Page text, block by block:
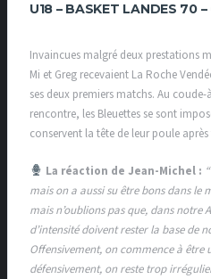
U18 –BASKET LANDES 70 –
Invaincues malgré deux prestations
Mi et Greg recevaient La Roche
ses deux premiers matchs. Au
rencontre, les Bleuettes se sont
conservent la tête de leur poule
La réaction de Jean-Michel :
mais on a aussi su être bons dans le
mais n’oublions pas que, dans notre
d’intensité doivent rester la base de
Offensivement, on commence à être
défensivement, on reste trop